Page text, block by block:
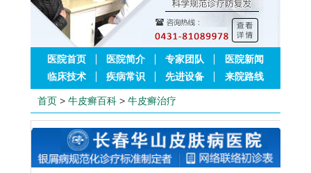
医院首页 医院简介 专家团队
医院新闻
临床技术
疾病常识 先进设备 来院路线
首页 > 牛皮癣百科 > 牛皮癣治疗